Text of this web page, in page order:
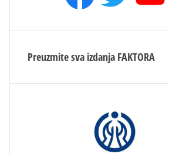
Preuzmite sva izdanja FAKTORA